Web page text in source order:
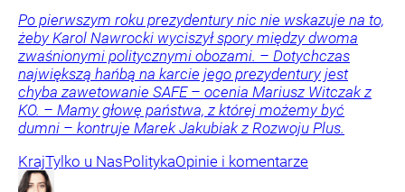
Po pierwszym roku prezydentury nic nie wskazuje na to,
żeby Karol Nawrocki wyciszył spory między dwoma
zwaśnionymi politycznymi obozami. – Dotychczas
największą hańbą na karcie jego prezydentury jest
chyba zawetowanie SAFE – ocenia Mariusz Witczak z
KO. – Mamy głowę państwa, z której możemy być
dumni – kontruje Marek Jakubiak z Rozwoju Plus.
KrajTylko u NasPolitykaOpinie i komentarze